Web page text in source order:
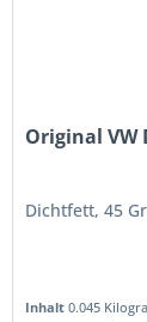
Original
Dichtfett, 45
Inhalt0.045